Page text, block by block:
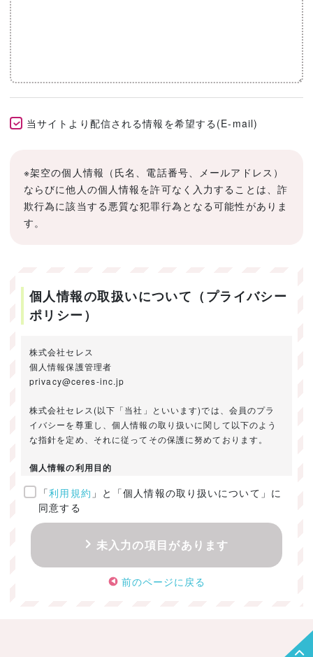
当サイトより配信される情報を希望する(E-mail)
※架空の個人情報（氏名、電話番号、メールアドレス）
ならびに他人の個人情報を許可なく入力することは、詐
欺行為に該当する悪質な犯罪行為となる可能性がありま
す。
個人情報の取扱いについて（プライバシー
ポリシー）
株式会社セレス
個人情報保護管理者
privacy@ceres-inc.jp
株式会社セレス(以下「当社」といいます)では、会員のプラ
イバシーを尊重し、個人情報の取り扱いに関して以下のよう
な指針を定め、それに従ってその保護に努めております。
個人情報の利用目的
ご提供いただきました個人情報は、以下のためにのみ利用い
たします。
・お問い合わせに対する回答及び資料送付のご連絡
・当社のお客様向けサービスの提供
・本人確認
・サービスの開発・改善のための分析
「利用規約 」と「個人情報の取り扱いについて」に
同意する
未入力の項目があります
前のページに戻る